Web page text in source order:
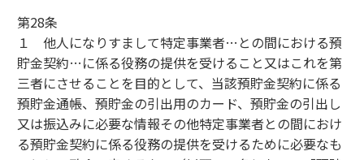
第28条
１ 他人になりすまして特定事業者…との間における預
貯金契約…に係る役務の提供を受けること又はこれを第
三者にさせることを目的として、当該預貯金契約に係る
預貯金通帳、預貯金の引出用のカード、預貯金の引出し
又は振込みに必要な情報その他特定事業者との間におけ
る預貯金契約に係る役務の提供を受けるために必要なも